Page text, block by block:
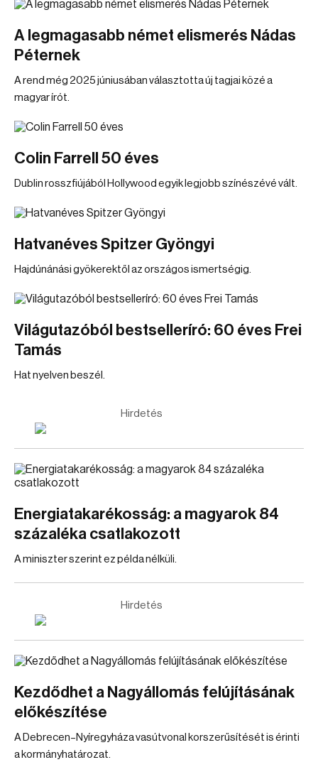
A legmagasabb német elismerés Nádas
Péternek
A rend még 2025 júniusában választotta új tagjai közé a
magyar írót.
Colin Farrell 50 éves
Dublin rosszfiújából Hollywood egyik legjobb színészévé vált.
Hatvanéves Spitzer Gyöngyi
Hajdúnánási gyökerektől az országos ismertségig.
Világutazóból bestselleríró: 60 éves Frei
Tamás
Hat nyelven beszél.
Hirdetés
Energiatakarékosság: a magyarok 84
százaléka csatlakozott
A miniszter szerint ez példa nélküli.
Hirdetés
Kezdődhet a Nagyállomás felújításának
előkészítése
A Debrecen–Nyíregyháza vasútvonal korszerűsítését is érinti
a kormányhatározat.